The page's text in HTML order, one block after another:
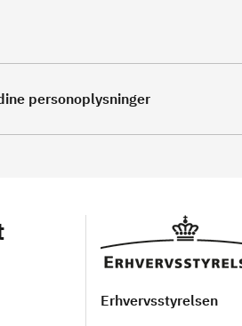
personoplysninger
Erhvervsstyrelsen